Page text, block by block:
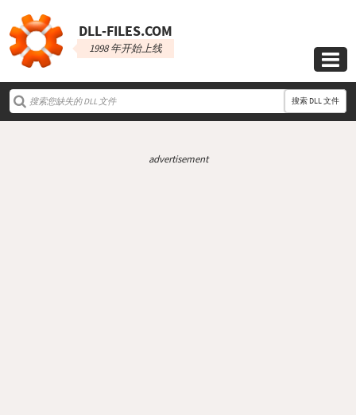
DLL‑FILES.COM
1998 年开始上线

搜索 DLL 文件
advertisement